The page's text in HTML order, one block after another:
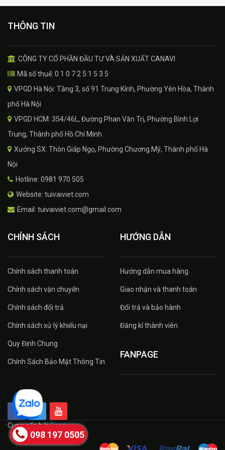
THÔNG TIN
CÔNG TY CỔ PHẦN ĐẦU TƯ VÀ SẢN XUẤT CANAVI
Mã số thuế: 0 1 0 7 2 5 1 5 3 5
VPGD Hà Nội: Tầng 3, số 91 Trung Kính, Phường Yên Hòa, Thành
phố Hà Nội
VPGD HCM: 354/46L, Đường Phan Văn Trị, Phường Bình Lợi
Trung, Thành phố Hồ Chí Minh
Xưởng SX: Thôn Giáp Ngọ, Phường Chương Mỹ, Thành phố Hà
Nội
Hotline: 0981 970 505
Website: tuivaiviet.com
Email: tuivaiviet.com@gmail.com
CHÍNH SÁCH
Chính sách thanh toán
Chính sách vận chuyển
Chính sách đổi trả
Chính sách xử lý khiếu nại
Quy Định Chung
Chính Sách Bảo Mật Thông Tin
HƯỚNG DẪN
Hướng dẫn mua hàng
Giao nhận và thanh toán
Đổi trả và bảo hành
Đăng kí thành viên
FANPAGE
Cung cấp bởiSapo
098 197 0505